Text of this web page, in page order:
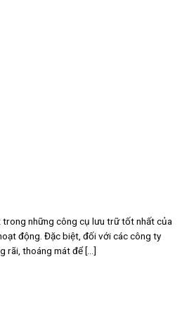
những công cụ lưu trữ tốt nhất của
động. Đặc biệt, đối với các công ty
rãi, thoáng mát để [...]